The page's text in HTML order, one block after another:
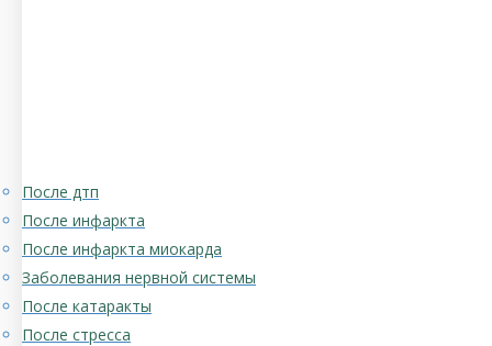
После дтп
После инфаркта
После инфаркта миокарда
Заболевания нервной системы
После катаракты
После стресса